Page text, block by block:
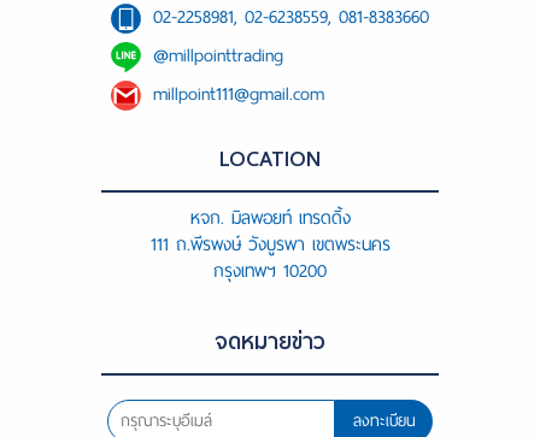
02-2258981, 02-6238559, 081-8383660
@millpointtrading
millpoint111@gmail.com
LOCATION
หจก. มิลพอยท์ เทรดดิ้ง
111 ถ.พีรพงษ์ วังบูรพา เขตพระนคร
กรุงเทพฯ 10200
จดหมายข่าว
ลงทะเบียน